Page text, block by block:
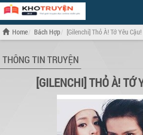
Home Bách Hợp [Gilenchi] Thỏ À! Tớ Yêu Cậu!
THÔNG TIN TRUYỆN
[GILENCHI] THỎ À! TỚ